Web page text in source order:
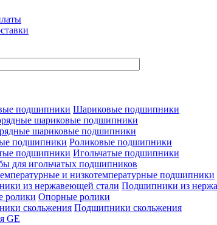
Шариковые подшипники
шариковые подшипники
шариковые подшипники
Роликовые подшипники
Игольчатые подшипники
для игольчатых подшипников
Подшипники из
Опорные ролики
Подшипники скольжения
GE